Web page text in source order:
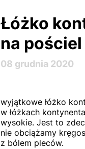
Łóżko
na pościel
08 grudnia 2020
wyjątkowe łóżko
w łóżkach
wysokie. Jest to
nie obciążamy
z bólem pleców.